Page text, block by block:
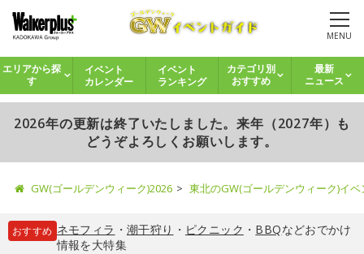
MENU
エリアから探
す
イベント
カレンダー
イベント
ランキング
カテゴリ別
おすすめ
最新
ニュース
2026年の更新は終了いたしました。来年（2027年）も
どうぞよろしくお願いします。
GW(ゴールデンウィーク)2026 東北のGW(ゴールデンウィーク)イ
おすすめ ネモフィラ ・ 潮干狩り ・ ピクニック ・ BBQなどおでかけ
情報を大特集